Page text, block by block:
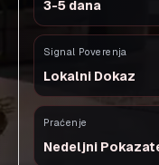
3-5 dana
Signal Poverenja
Lokalni Dokaz
Praćenje
Nedeljni